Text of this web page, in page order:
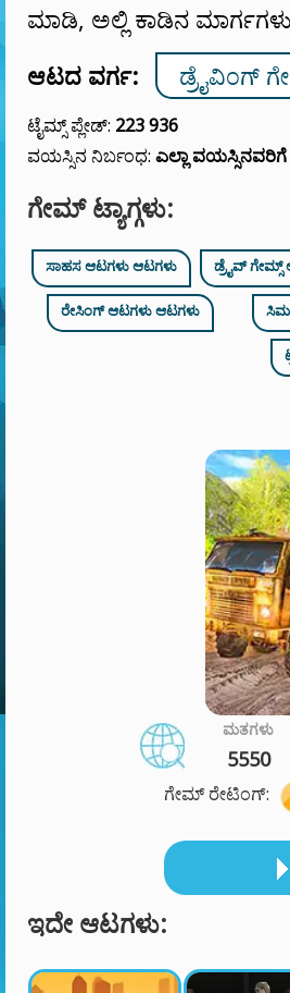
ಮಾಡಿ, ಅಲ್ಲಿ ಕಾಡಿನ
ಆಟದ ವರ್ಗ:
ಡ್ರೈವಿಂಗ್
ಟೈಮ್ಸ್ ಪ್ಲೇಡ್: 223 936
ವಯಸ್ಸಿನ ನಿರ್ಬಂಧ: ಎಲ್ಲಾ ವಯಸ್ಸಿನವರಿಗೆ
ಗೇಮ್ ಟ್ಯಾಗ್ಗಳು:
ಸಾಹಸ ಆಟಗಳು ಆಟಗಳು ಡ್ರೈವ್ ಗೇಮ್ಸ್
ರೇಸಿಂಗ್ ಆಟಗಳು ಆಟಗಳು
ಮತಗಳು
5550
ಗೇಮ್ ರೇಟಿಂಗ್:
ಇದೇ ಆಟಗಳು: